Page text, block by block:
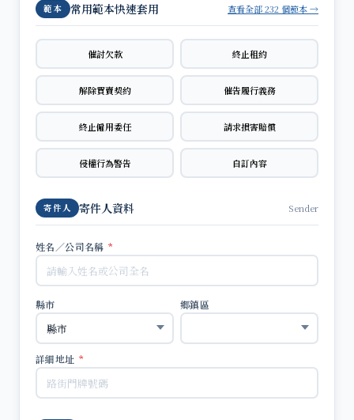
範本 常用範本快速套用 查看全部 232 個範本 →
催討欠款 終止租約
解除買賣契約 催告履行義務
終止僱用委任 請求損害賠償
侵權行為警告 自訂內容
寄件人 寄件人資料 Sender
姓名／公司名稱 *
縣市 鄉鎮區
詳細地址 *